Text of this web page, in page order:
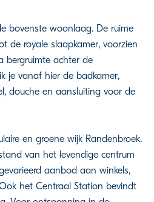
bovenste woonlaag. De ruime
de royale slaapkamer, voorzien
bergruimte achter de
je vanaf hier de badkamer,
douche en aansluiting voor de
en groene wijk Randenbroek.
van het levendige centrum
aanbod aan winkels,
het Centraal Station bevindt